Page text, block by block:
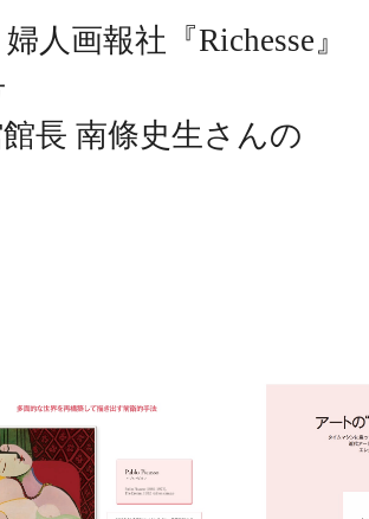
人画報社『Richesse』
長 南條史生さんの